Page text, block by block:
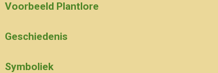
Voorbeeld Plantlore
Geschiedenis
Symboliek